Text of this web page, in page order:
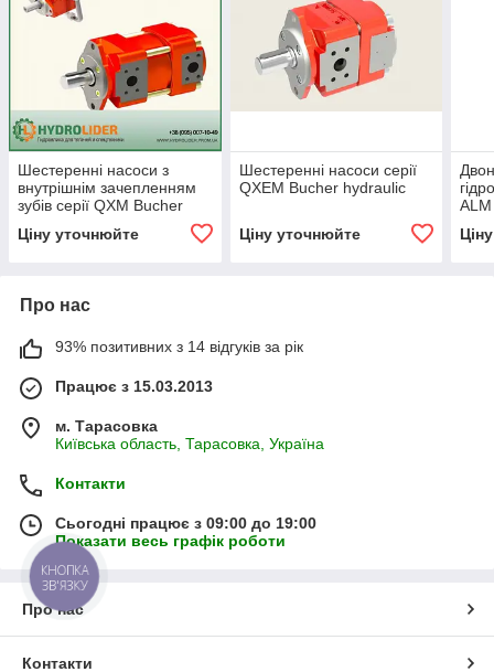
Шестеренні насоси з
внутрішнім зачепленням
зубів серії QXM Bucher
Ціну уточнюйте
Шестеренні насоси серії
QXEM Bucher hydraulic
Ціну уточнюйте
Про нас
93% позитивних з 14 відгуків за рік
Працює з 15.03.2013
м. Тарасовка
Київська область, Тарасовка, Україна
Контакти
Сьогодні працює з 09:00 до 19:00
Показати весь графік роботи
Про нас
Контакти
КНОПКА
ЗВ'ЯЗКУ